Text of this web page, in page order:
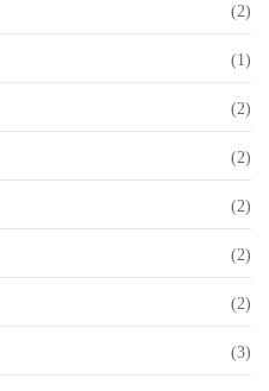
(2)
(1)
(2)
(2)
(2)
(2)
(2)
(3)